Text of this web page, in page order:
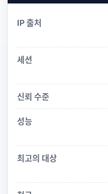
IP 출처
세션
신뢰 수준
성능
최고의 대상